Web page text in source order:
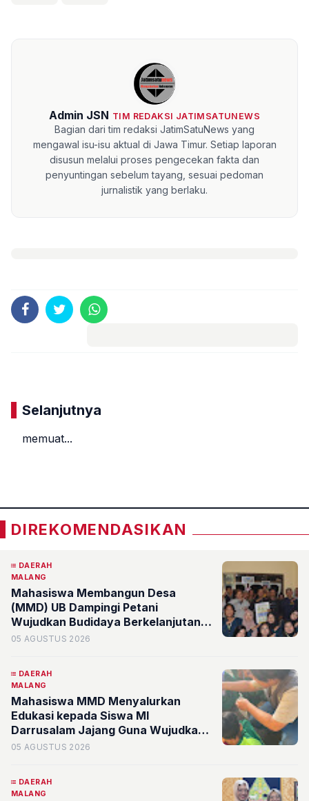
Admin JSN TIM REDAKSI JATIMSATUNEWS
Bagian dari tim redaksi JatimSatuNews yang
mengawal isu-isu aktual di Jawa Timur. Setiap laporan
disusun melalui proses pengecekan fakta dan
penyuntingan sebelum tayang, sesuai pedoman
jurnalistik yang berlaku.
Selanjutnya
memuat...
DIREKOMENDASIKAN
DAERAH
MALANG
Mahasiswa Membangun Desa
(MMD) UB Dampingi Petani
Wujudkan Budidaya Berkelanjutan
melalui Identifikasi Kesehatan Tanah
05 AGUSTUS 2026
DAERAH
MALANG
Mahasiswa MMD Menyalurkan
Edukasi kepada Siswa MI
Darrusalam Jajang Guna Wujudkan
Kemandirian Pangan Lewat Program
05 AGUSTUS 2026
DAERAH
MALANG